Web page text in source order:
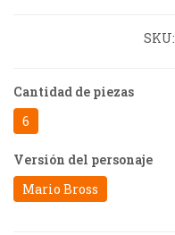
SKU:
Cantidad de piezas
6
Versión del personaje
Mario Bross